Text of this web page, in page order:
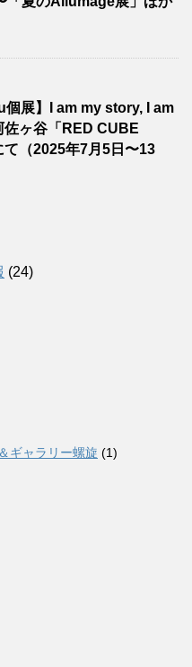
個展】I am my story, I am
ヶ谷「RED CUBE
（2025年7月5日〜13
(24)
ギャラリー螺旋 (1)